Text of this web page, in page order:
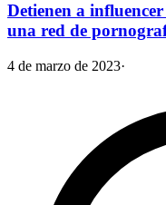
Detienen a
una red de
4 de marzo de 2023·